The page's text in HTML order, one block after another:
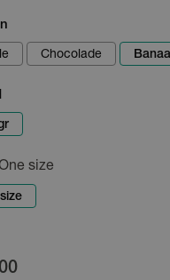
Chocolade
size